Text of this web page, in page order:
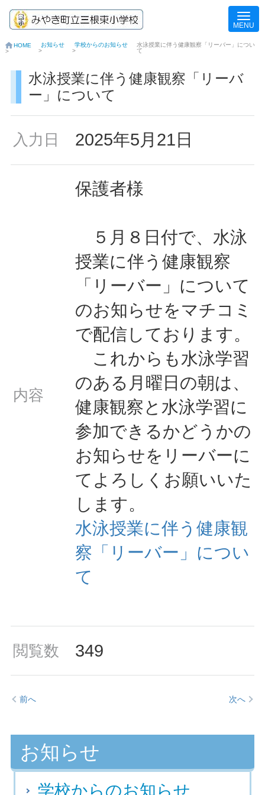
HOME
>
お知らせ
>
学校からのお知らせ
>
水泳授業に伴う健康観察「リーバー」につい
て
水泳授業に伴う健康観察「リーバ
ー」について
入力日 2025年5月21日
内容
保護者様
５月８日付で、水泳
授業に伴う健康観察
「リーバー」について
のお知らせをマチコミ
で配信しております。
これからも水泳学習
のある月曜日の朝は、
健康観察と水泳学習に
参加できるかどうかの
お知らせをリーバーに
てよろしくお願いいた
します。
水泳授業に伴う健康観
察「リーバー」につい
て
閲覧数 349
前へ 次へ
お知らせ
学校からのお知らせ